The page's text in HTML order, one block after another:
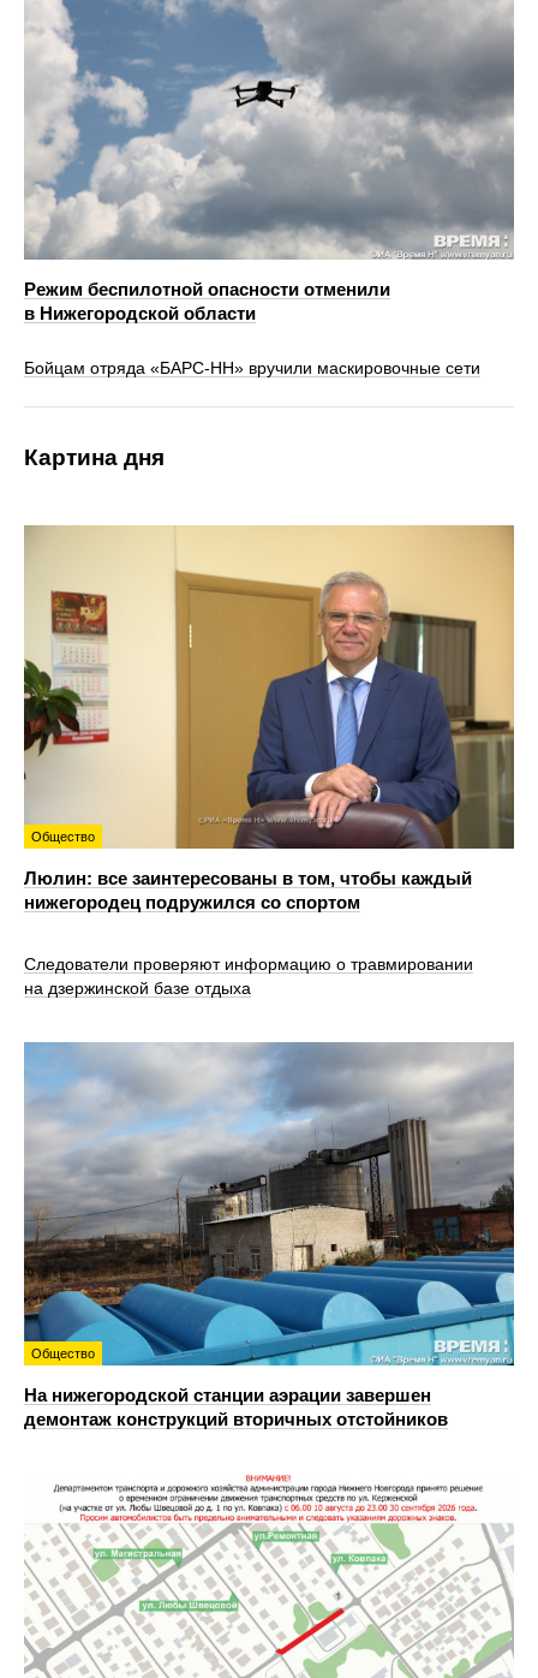
Режим беспилотной опасности отменили
в Нижегородской области
Бойцам отряда «БАРС-НН» вручили маскировочные сети
Картина дня
Общество
Люлин: все заинтересованы в том, чтобы каждый
нижегородец подружился со спортом
Следователи проверяют информацию о травмировании
на дзержинской базе отдыха
Общество
На нижегородской станции аэрации завершен
демонтаж конструкций вторичных отстойников